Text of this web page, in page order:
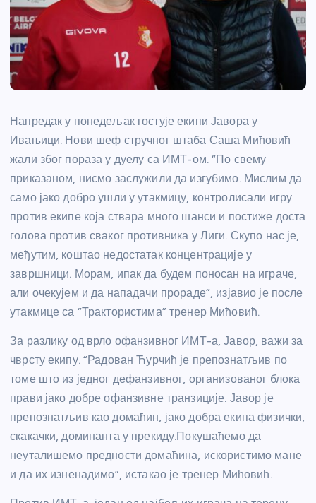
Напредак у понедељак гостује екипи Јавора у
Ивањици. Нови шеф стручног штаба Саша Мићовић
жали због пораза у дуелу са ИМТ-ом. “По свему
приказаном, нисмо заслужили да изгубимо. Мислим да
само јако добро ушли у утакмицу, контролисали игру
против екипе која ствара много шанси и постиже доста
голова против сваког противника у Лиги. Скупо нас је,
међутим, коштао недостатак концентрације у
завршници. Морам, ипак да будем поносан на играче,
али очекујем и да нападачи прораде”, изјавио је после
утакмице са “Трактористима” тренер Мићовић.
За разлику од врло офанзивног ИМТ-а, Јавор, важи за
чврсту екипу. “Радован Ћурчић је препознатљив по
томе што из једног дефанзивног, организованог блока
прави јако добре офанзивне транзиције. Јавор је
препознатљив као домаћин, јако добра екипа физички,
скакачки, доминанта у прекиду.Покушаћемо да
неуталишемо предности домаћина, искористимо мане
и да их изненадимо”, истакао је тренер Мићовић.